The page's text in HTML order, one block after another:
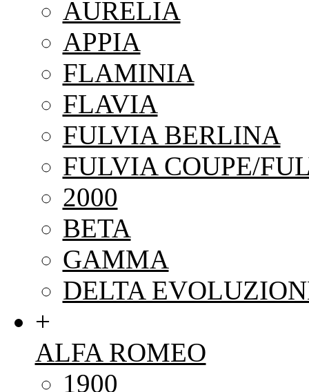
AURELIA
APPIA
FLAMINIA
FLAVIA
FULVIA BERLINA
FULVIA COUPE/
2000
BETA
GAMMA
DELTA
+
ALFA ROMEO
1900